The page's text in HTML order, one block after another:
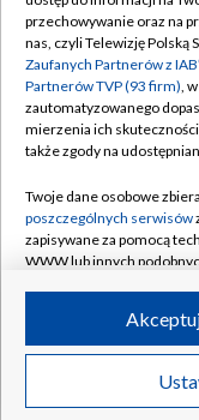
Abonament TVP
Emisja w TVP
Centrum
Naziemna
Rada Programowa
System NOS
Informacje o
Program dla prasy
Ogłoszenie
©2026
przechowywanie oraz na
nas, czyli Telewizję Polską
Zaufanych Partnerów z
Partnerów TVP (93 firm),
zautomatyzowanego
mierzenia ich
także zgody na
Twoje dane osobowe
poszczególnych serwisów
zapisywane za pomocą
WWW lub innych
ruchu w Internecie.
Twoje dane osobowe
poszczególnych serwisów